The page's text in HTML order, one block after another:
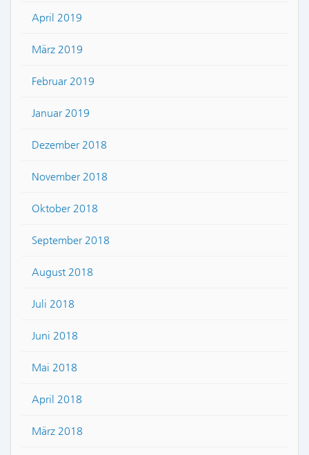
April 2019
März 2019
Februar 2019
Januar 2019
Dezember 2018
November 2018
Oktober 2018
September 2018
August 2018
Juli 2018
Juni 2018
Mai 2018
April 2018
März 2018